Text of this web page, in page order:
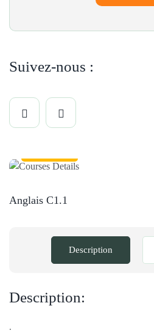
Suivez-nous :
Anglais C1.1
Description
Description:
.